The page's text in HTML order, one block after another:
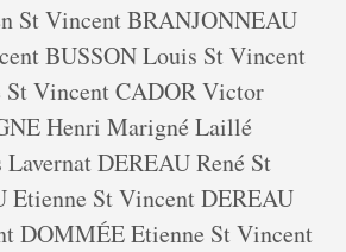
St Vincent BRANJONNEAU
BUSSON Louis St Vincent
St Vincent CADOR Victor
Henri Marigné Laillé
DEREAU René St
Etienne St Vincent DEREAU
DOMMÉE Etienne St Vincent